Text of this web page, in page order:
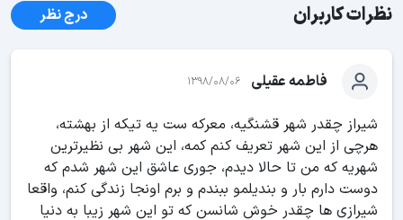
نظرات کاربران درج نظر
فاطمه عقیلی 1398/08/06
شیراز چقدر شهر قشنگیه، معرکه ست یه تیکه از بهشته،
هرچی از این شهر تعریف کنم کمه، این شهر بی نظیرترین
شهریه که من تا حالا دیدم، جوری عاشق این شهر شدم که
دوست دارم بار و بندیلمو ببندم و برم اونجا زندگی کنم، واقعا
شیرازی ها چقدر خوش شانسن که تو این شهر زیبا به دنیا